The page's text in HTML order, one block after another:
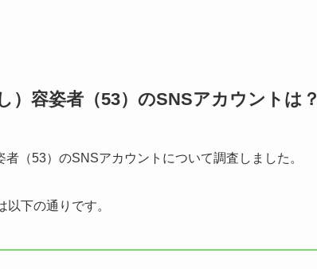
）容姿者（53）のSNSアカウントは？
（53）のSNSアカウントについて調査しました。
下の通りです。